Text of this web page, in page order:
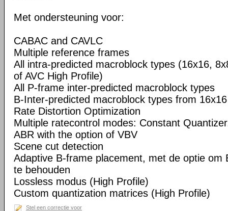
Met ondersteuning voor:
CABAC and CAVLC
Multiple reference frames
All intra-predicted macroblock types (16x16,
of AVC High Profile)
All P-frame inter-predicted macroblock types
B-Inter-predicted macroblock types from
Rate Distortion Optimization
Multiple ratecontrol modes: Constant
ABR with the option of VBV
Scene cut detection
Adaptive B-frame placement, met de optie om
te behouden
Lossless modus (High Profile)
Custom quantization matrices (High Profile)
Stel een correctie voor